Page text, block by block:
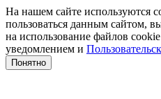
На нашем сайте используются
пользоваться данным сайтом,
на использование файлов
уведомлением и
Понятно